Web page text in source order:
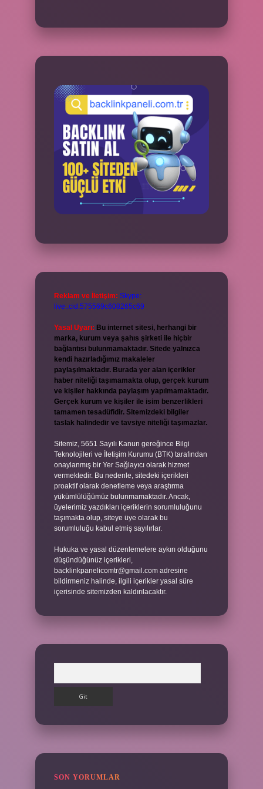
Reklam ve İletişim: Skype:
live:.cid.575569c608265c69
Yasal Uyarı: Bu internet sitesi, herhangi bir
marka, kurum veya şahıs şirketi ile hiçbir
bağlantısı bulunmamaktadır. Sitede yalnızca
kendi hazırladığımız makaleler
paylaşılmaktadır. Burada yer alan içerikler
haber niteliği taşımamakta olup, gerçek kurum
ve kişiler hakkında paylaşım yapılmamaktadır.
Gerçek kurum ve kişiler ile isim benzerlikleri
tamamen tesadüfidir. Sitemizdeki bilgiler
taslak halindedir ve tavsiye niteliği taşımazlar.
Sitemiz, 5651 Sayılı Kanun gereğince Bilgi
Teknolojileri ve İletişim Kurumu (BTK) tarafından
onaylanmış bir Yer Sağlayıcı olarak hizmet
vermektedir. Bu nedenle, sitedeki içerikleri
proaktif olarak denetleme veya araştırma
yükümlülüğümüz bulunmamaktadır. Ancak,
üyelerimiz yazdıkları içeriklerin sorumluluğunu
taşımakta olup, siteye üye olarak bu
sorumluluğu kabul etmiş sayılırlar.
Hukuka ve yasal düzenlemelere aykırı olduğunu
düşündüğünüz içerikleri,
backlinkpanelicomtr@gmail.com adresine
bildirmeniz halinde, ilgili içerikler yasal süre
içerisinde sitemizden kaldırılacaktır.
SON YORUMLAR